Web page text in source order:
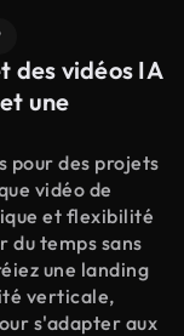
des vidéos IA
une
pour des projets
vidéo de
et flexibilité
du temps sans
une landing
verticale,
s'adapter aux